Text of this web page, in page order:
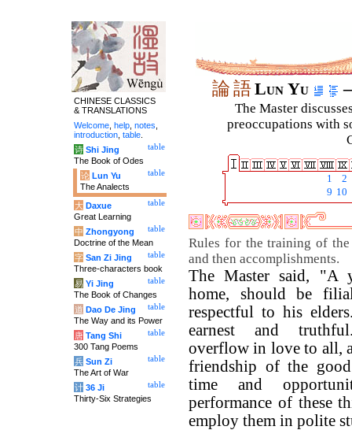
論語Lun Yu
The Master
preoccupations with
1
2
9 10
Rules for the training of
and then accomplishments.
The Master said, "A
home, should be
respectful to his
earnest and
overflow in love to all,
friendship of the
time and
performance of these
employ them in polite
CHINESE CLASSICS
& TRANSLATIONS
Welcome help notes
introduction table
table
诗 Shi Jing
The Book of Odes
table
论 Lun Yu
The Analects
table
大 Daxue
Great Learning
table
中 Zhongyong
Doctrine of the Mean
table
字 San Zi Jing
Three-characters book
table
易 Yi Jing
The Book of Changes
table
道 Dao De Jing
The Way and its Power
table
唐 Tang Shi
300 Tang Poems
table
兵 Sun Zi
The Art of War
table
计 36 Ji
Thirty-Six Strategies